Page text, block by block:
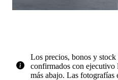
Los precios, bonos y stock
confirmados con ejecutivo
más abajo. Las fotografías